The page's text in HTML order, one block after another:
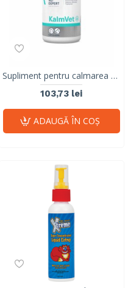
Supliment pentru calmarea stresului si anxietatii KalmVet Twist Off, VetExpert, 60 capsule
103,73 lei
ADAUGĂ ÎN COŞ